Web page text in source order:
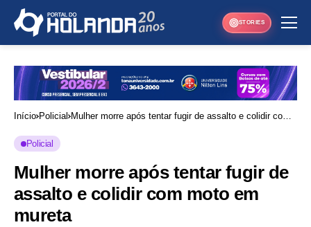
STORIES
Início Policial Mulher morre após tentar fugir de assalto e colidir com
Policial
Mulher morre após tentar fugir de
assalto e colidir com moto em
mureta